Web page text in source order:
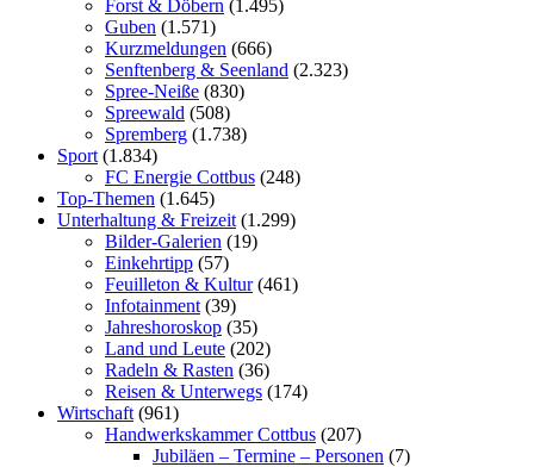
Forst & Döbern (1.495)
Guben (1.571)
Kurzmeldungen (666)
Senftenberg & Seenland (2.323)
Spree-Neiße (830)
Spreewald (508)
Spremberg (1.738)
Sport (1.834)
FC Energie Cottbus (248)
Top-Themen (1.645)
Unterhaltung & Freizeit (1.299)
Bilder-Galerien (19)
Einkehrtipp (57)
Feuilleton & Kultur(461)
Infotainment (39)
Jahreshoroskop (35)
Land und Leute (202)
Radeln & Rasten (36)
Reisen & Unterwegs (174)
Wirtschaft (961)
Handwerkskammer Cottbus (207)
Jubiläen – Termine – Personen (7)